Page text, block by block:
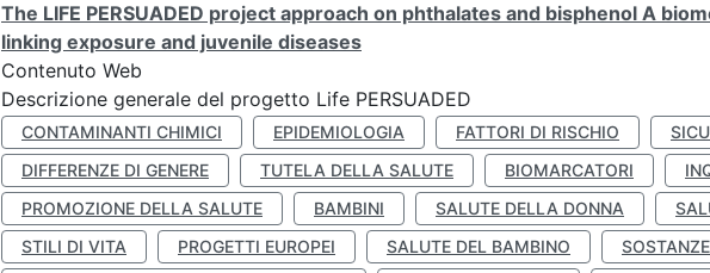
The LIFE PERSUADED project approach on phthalates and bisphenol A
linking exposure and juvenile diseases
Contenuto Web
Descrizione generale del progetto Life PERSUADED
CONTAMINANTI CHIMICI EPIDEMIOLOGIA FATTORI DI RISCHIO
DIFFERENZE DI GENERE
TUTELA DELLA SALUTE BIOMARCATORI
PROMOZIONE DELLA SALUTE
BAMBINI SALUTE DELLA DONNA
STILI DI VITA
PROGETTI EUROPEI SALUTE DEL BAMBINO